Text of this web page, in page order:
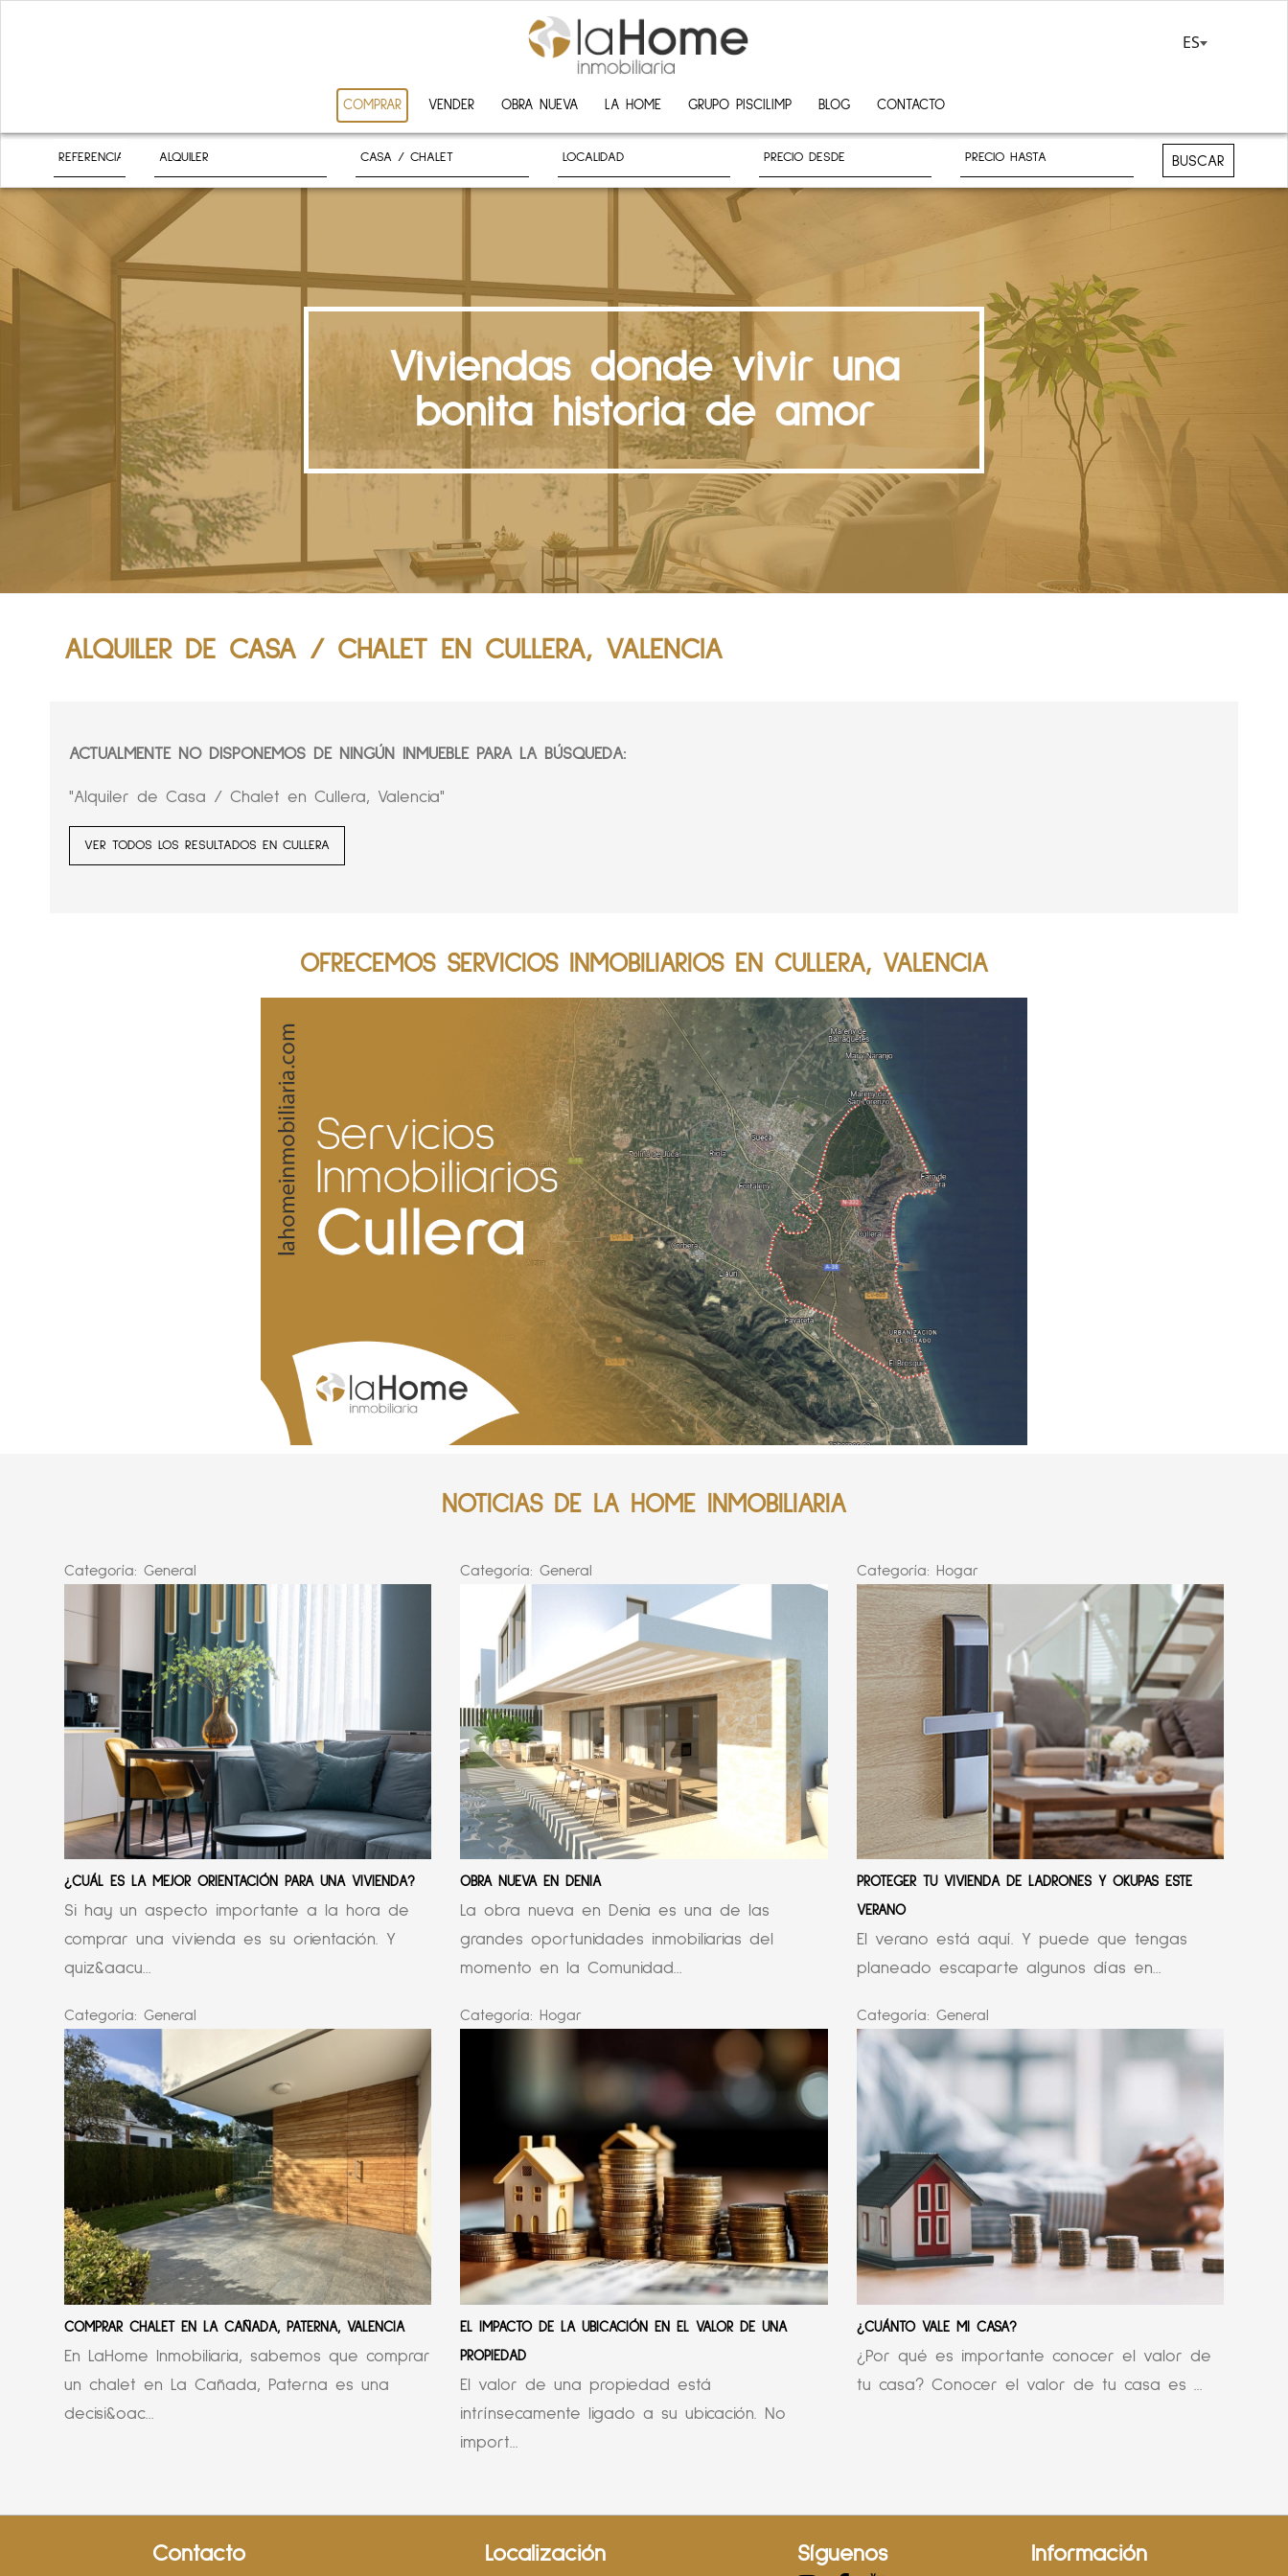
ES
COMPRAR VENDER OBRA NUEVA LA HOME GRUPO PISCILIMP BLOG CONTACTO
BUSCAR
Viviendas donde vivir una
bonita historia de amor
ALQUILER DE CASA / CHALET EN CULLERA, VALENCIA
ACTUALMENTE NO DISPONEMOS DE NINGÚN INMUEBLE PARA LA BÚSQUEDA:
"Alquiler de Casa / Chalet en Cullera, Valencia"
VER TODOS LOS RESULTADOS EN CULLERA
OFRECEMOS SERVICIOS INMOBILIARIOS EN CULLERA, VALENCIA
NOTICIAS DE LA HOME INMOBILIARIA
Categoría: General
¿CUÁL ES LA MEJOR ORIENTACIÓN PARA UNA VIVIENDA?
Si hay un aspecto importante a la hora de
comprar una vivienda es su orientación. Y
quiz&aacu...
Categoría:General
OBRA NUEVA EN DENIA
La obra nueva en Denia es una de las
grandes oportunidades inmobiliarias del
momento en la Comunidad...
Categoría: Hogar
PROTEGER TU VIVIENDA DE LADRONES Y OKUPAS ESTE
VERANO
El verano está aquí. Y puede que tengas
planeado escaparte algunos días en...
Categoría: General
COMPRAR CHALET EN LA CAÑADA, PATERNA, VALENCIA
En LaHome Inmobiliaria, sabemos que comprar
un chalet en La Cañada, Paterna es una
decisi&oac...
Categoría: Hogar
EL IMPACTO DE LA UBICACIÓN EN EL VALOR DE UNA
PROPIEDAD
El valor de una propiedad está
intrínsecamente ligado a su ubicación. No
import...
Categoría: General
¿CUÁNTO VALE MI CASA?
¿Por qué es importante conocer el valor de
tu casa? Conocer el valor de tu casa es ...
Contacto Localización Síguenos Información